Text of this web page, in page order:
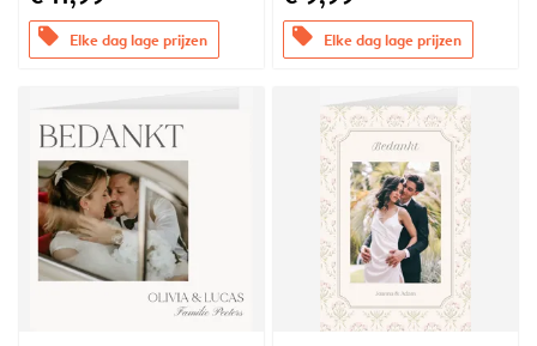
offers Elke dag lage prijzen offers Elke dag lage prijzen